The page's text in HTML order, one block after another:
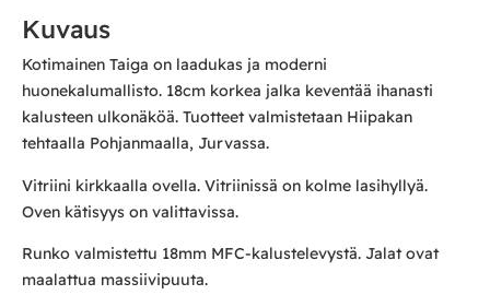
Kuvaus
Kotimainen Taiga on laadukas ja moderni
huonekalumallisto. 18cm korkea jalka keventää ihanasti
kalusteen ulkonäköä. Tuotteet valmistetaan Hiipakan
tehtaalla Pohjanmaalla, Jurvassa.
Vitriini kirkkaalla ovella. Vitriinissä on kolme lasihyllyä.
Oven kätisyys on valittavissa.
Runko valmistettu 18mm MFC-kalustelevystä. Jalat ovat
maalattua massiivipuuta.